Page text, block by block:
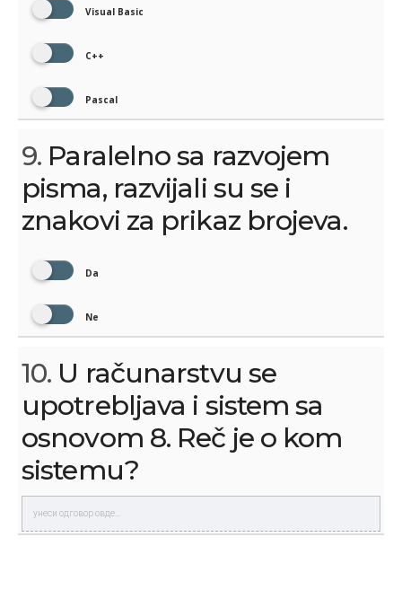
Visual Basic
C++
Pascal
9. Paralelno sa razvojem
pisma, razvijali su se i
znakovi za prikaz brojeva.
Da
Ne
10. U računarstvu se
upotrebljava i sistem sa
osnovom 8. Reč je o kom
sistemu?